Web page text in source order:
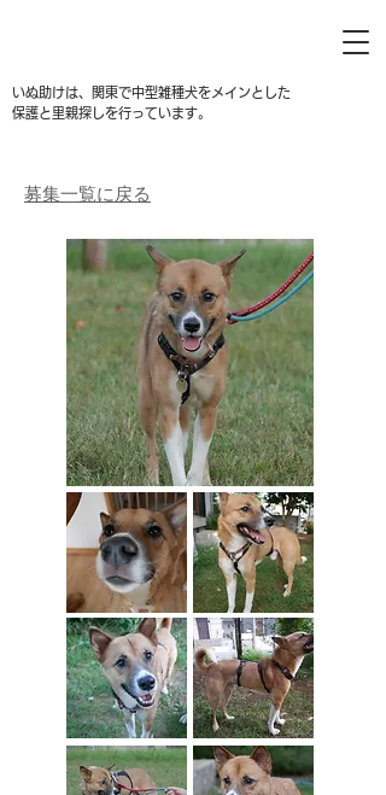
いぬ助けは、関東で中型雑種犬をメインとした
保護と里親探しを行っています。
募集一覧に戻る